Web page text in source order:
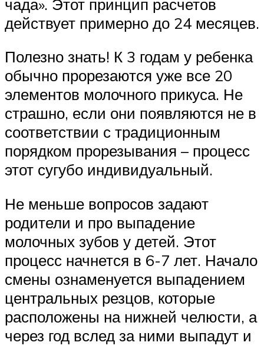
чада». Этот принцип расчетов
действует примерно до 24 месяцев.
Полезно знать! К 3 годам у ребенка
обычно прорезаются уже все 20
элементов молочного прикуса. Не
страшно, если они появляются не в
соответствии с традиционным
порядком прорезывания – процесс
этот сугубо индивидуальный.
Не меньше вопросов задают
родители и про выпадение
молочных зубов у детей. Этот
процесс начнется в 6-7 лет. Начало
смены ознаменуется выпадением
центральных резцов, которые
расположены на нижней челюсти, а
через год вслед за ними выпадут и